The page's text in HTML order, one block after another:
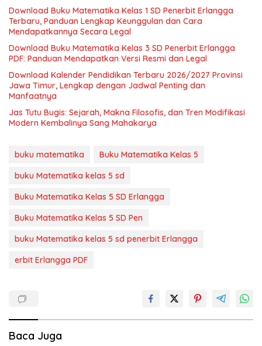
Download Buku Matematika Kelas 1 SD Penerbit Erlangga
Terbaru, Panduan Lengkap Keunggulan dan Cara
Mendapatkannya Secara Legal
Download Buku Matematika Kelas 3 SD Penerbit Erlangga
PDF: Panduan Mendapatkan Versi Resmi dan Legal
Download Kalender Pendidikan Terbaru 2026/2027 Provinsi
Jawa Timur, Lengkap dengan Jadwal Penting dan
Manfaatnya
Jas Tutu Bugis: Sejarah, Makna Filosofis, dan Tren Modifikasi
Modern Kembalinya Sang Mahakarya
buku matematika
Buku Matematika Kelas 5
buku Matematika kelas 5 sd
Buku Matematika Kelas 5 SD Erlangga
Buku Matematika Kelas 5 SD Pen
buku Matematika kelas 5 sd penerbit Erlangga
erbit Erlangga PDF
Baca Juga